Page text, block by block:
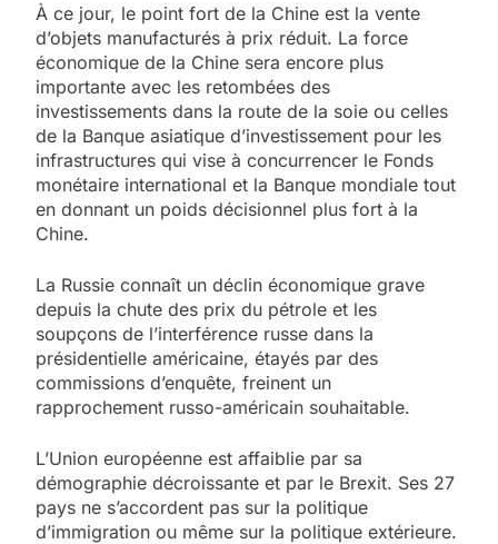
À ce jour, le point fort de la Chine est la vente
d’objets manufacturés à prix réduit. La force
économique de la Chine sera encore plus
importante avec les retombées des
investissements dans la route de la soie ou celles
de la Banque asiatique d’investissement pour les
infrastructures qui vise à concurrencer le Fonds
monétaire international et la Banque mondiale tout
en donnant un poids décisionnel plus fort à la
Chine.
La Russie connaît un déclin économique grave
depuis la chute des prix du pétrole et les
soupçons de l’interférence russe dans la
présidentielle américaine, étayés par des
commissions d’enquête, freinent un
rapprochement russo-américain souhaitable.
L’Union européenne est affaiblie par sa
démographie décroissante et par le Brexit. Ses 27
pays ne s’accordent pas sur la politique
d’immigration ou même sur la politique extérieure.